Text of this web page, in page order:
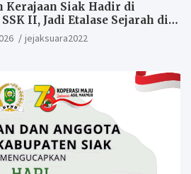
Kerajaan Siak Hadir di
II, Jadi Etalase Sejarah di
jejaksuara2022